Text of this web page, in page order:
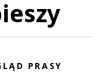
PRASY